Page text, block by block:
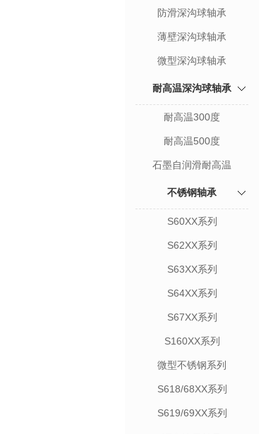
防滑深沟球轴承
薄壁深沟球轴承
微型深沟球轴承
耐高温深沟球轴承
耐高温300度
耐高温500度
石墨自润滑耐高温
不锈钢轴承
S60XX系列
S62XX系列
S63XX系列
S64XX系列
S67XX系列
S160XX系列
微型不锈钢系列
S618/68XX系列
S619/69XX系列